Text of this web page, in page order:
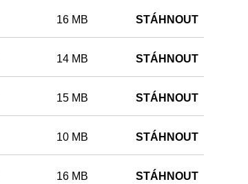
16 MB STÁHNOUT
14 MB STÁHNOUT
15 MB STÁHNOUT
10 MB STÁHNOUT
16 MB STÁHNOUT